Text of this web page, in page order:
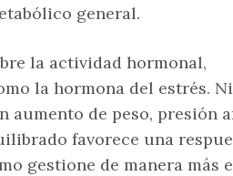
general.
la actividad hormonal,
la hormona del estrés.
aumento de peso, presión
favorece una
gestione de manera más